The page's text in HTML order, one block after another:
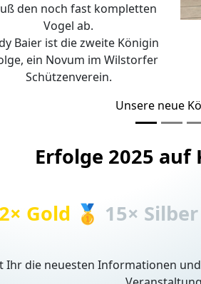
den noch fast kompletten
Vogel ab.
Baier ist die zweite Königin
ein Novum im Wilstorfer
Schützenverein.
Unsere neue
Erfolge 2025 auf
Gold 🥇 15×
Ihr die neuesten Informationen